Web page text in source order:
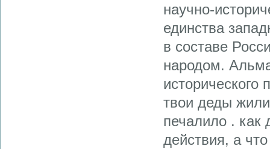
научно-
единства
в составе
народом.
исторического
твои деды
печалило . как
действия, а